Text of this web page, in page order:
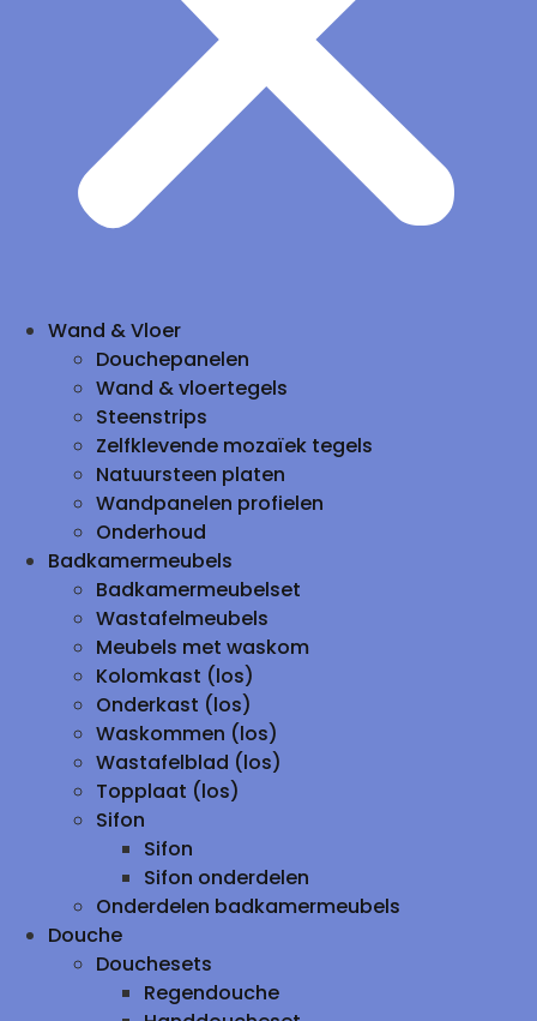
Wand & Vloer
Douchepanelen
Wand & vloertegels
Steenstrips
Zelfklevende mozaïek tegels
Natuursteen platen
Wandpanelen profielen
Onderhoud
Badkamermeubels
Badkamermeubelset
Wastafelmeubels
Meubels met waskom
Kolomkast (los)
Onderkast (los)
Waskommen (los)
Wastafelblad (los)
Topplaat (los)
Sifon
Sifon
Sifon onderdelen
Onderdelen badkamermeubels
Douche
Douchesets
Regendouche